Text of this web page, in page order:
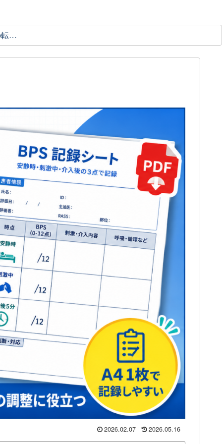
理学療法士の転職ガイド
2026.02.07 2026.05.16